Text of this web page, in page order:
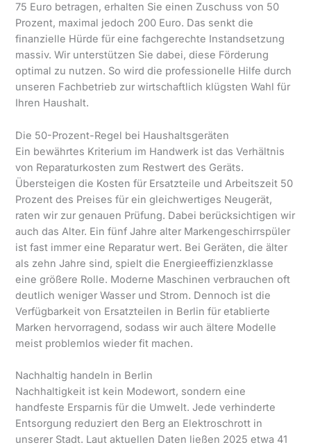
75 Euro betragen, erhalten Sie einen Zuschuss von 50
Prozent, maximal jedoch 200 Euro. Das senkt die
finanzielle Hürde für eine fachgerechte Instandsetzung
massiv. Wir unterstützen Sie dabei, diese Förderung
optimal zu nutzen. So wird die professionelle Hilfe durch
unseren Fachbetrieb zur wirtschaftlich klügsten Wahl für
Ihren Haushalt.
Die 50-Prozent-Regel bei Haushaltsgeräten
Ein bewährtes Kriterium im Handwerk ist das Verhältnis
von Reparaturkosten zum Restwert des Geräts.
Übersteigen die Kosten für Ersatzteile und Arbeitszeit 50
Prozent des Preises für ein gleichwertiges Neugerät,
raten wir zur genauen Prüfung. Dabei berücksichtigen wir
auch das Alter. Ein fünf Jahre alter Markengeschirrspüler
ist fast immer eine Reparatur wert. Bei Geräten, die älter
als zehn Jahre sind, spielt die Energieeffizienzklasse
eine größere Rolle. Moderne Maschinen verbrauchen oft
deutlich weniger Wasser und Strom. Dennoch ist die
Verfügbarkeit von Ersatzteilen in Berlin für etablierte
Marken hervorragend, sodass wir auch ältere Modelle
meist problemlos wieder fit machen.
Nachhaltig handeln in Berlin
Nachhaltigkeit ist kein Modewort, sondern eine
handfeste Ersparnis für die Umwelt. Jede verhinderte
Entsorgung reduziert den Berg an Elektroschrott in
unserer Stadt. Laut aktuellen Daten ließen 2025 etwa 41